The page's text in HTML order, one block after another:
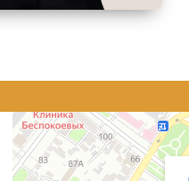
Доктор Сюзанна
Косметология в Армавире